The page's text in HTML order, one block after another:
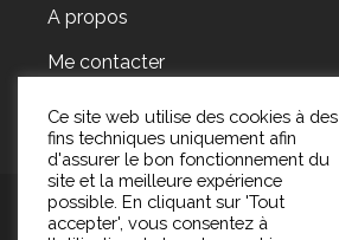
A propos
Me contacter
Ce site web utilise des cookies à des
fins techniques uniquement afin
d'assurer le bon fonctionnement du
site et la meilleure expérience
possible. En cliquant sur 'Tout
accepter', vous consentez à